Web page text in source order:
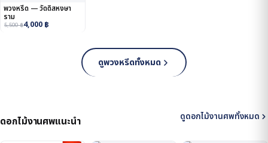
พวงหรีด — วัดดิสหงษา
ราม
5,500฿4,000 ฿
ดูพวงหรีดทั้งหมด
ดอกไม้งานศพแนะนำ ดูดอกไม้งานศพทั้งหมด